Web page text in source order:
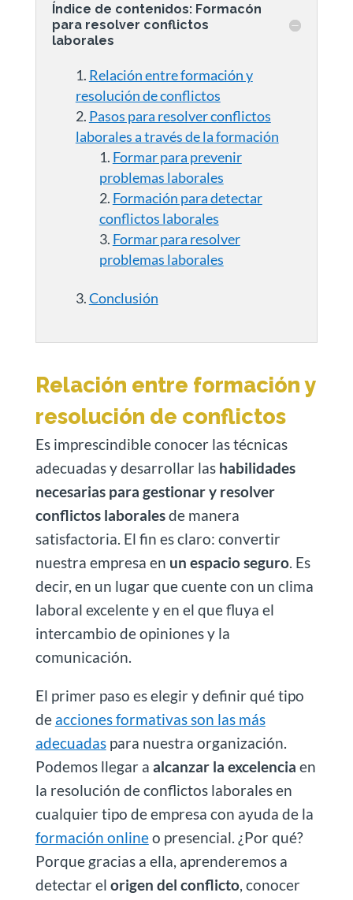
Índice de contenidos: Formacón
para resolver conflictos
laborales
Relación entre formación y
resolución de conflictos
Pasos para resolver conflictos
laborales a través de la formación
Formar para prevenir
problemas laborales
Formación para detectar
conflictos laborales
Formar para resolver
problemas laborales
Conclusión
Relación entre formación y
resolución de conflictos
Es imprescindible conocer las técnicas
adecuadas y desarrollar lashabilidades
necesarias para gestionar y resolver
conflictos laboralesde manera
satisfactoria. El fin es claro: convertir
nuestra empresa en un espacio seguro. Es
decir, en un lugar que cuente con un clima
laboral excelente y en el que fluya el
intercambio de opiniones y la
comunicación.
El primer paso es elegir y definir qué tipo
de acciones formativas son las más
adecuadaspara nuestra organización.
Podemos llegar a alcanzar la excelencia en
la resolución de conflictos laborales en
cualquier tipo de empresa con ayuda de la
formación onlineo presencial. ¿Por qué?
Porque gracias a ella, aprenderemos a
detectar el origen del conflicto, conocer